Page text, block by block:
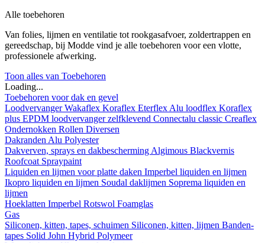
Alle toebehoren
Van folies, lijmen en ventilatie tot rookgasafvoer, zoldertrappen en
gereedschap, bij Modde vind je alle toebehoren voor een vlotte,
professionele afwerking.
Toon alles van Toebehoren
Loading...
Toebehoren voor dak en gevel
LoodvervangerWakaflex Koraflex Eterflex Alu loodflex Koraflex
plus EPDM loodvervanger zelfklevend Connectalu classic Creaflex
Ondernokken Rollen Diversen
Dakranden Alu Polyester
Dakverven, sprays en dakbescherming Algimous Blackvernis
Roofcoat Spraypaint
Liquiden en lijmen voor platte daken Imperbel liquiden en lijmen
Ikopro liquiden en lijmen Soudal daklijmen Soprema liquiden en
lijmen
Hoeklatten Imperbel Rotswol Foamglas
Gas
Siliconen, kitten, tapes, schuimen Siliconen, kitten, lijmen Banden-
tapes Solid John Hybrid Polymeer